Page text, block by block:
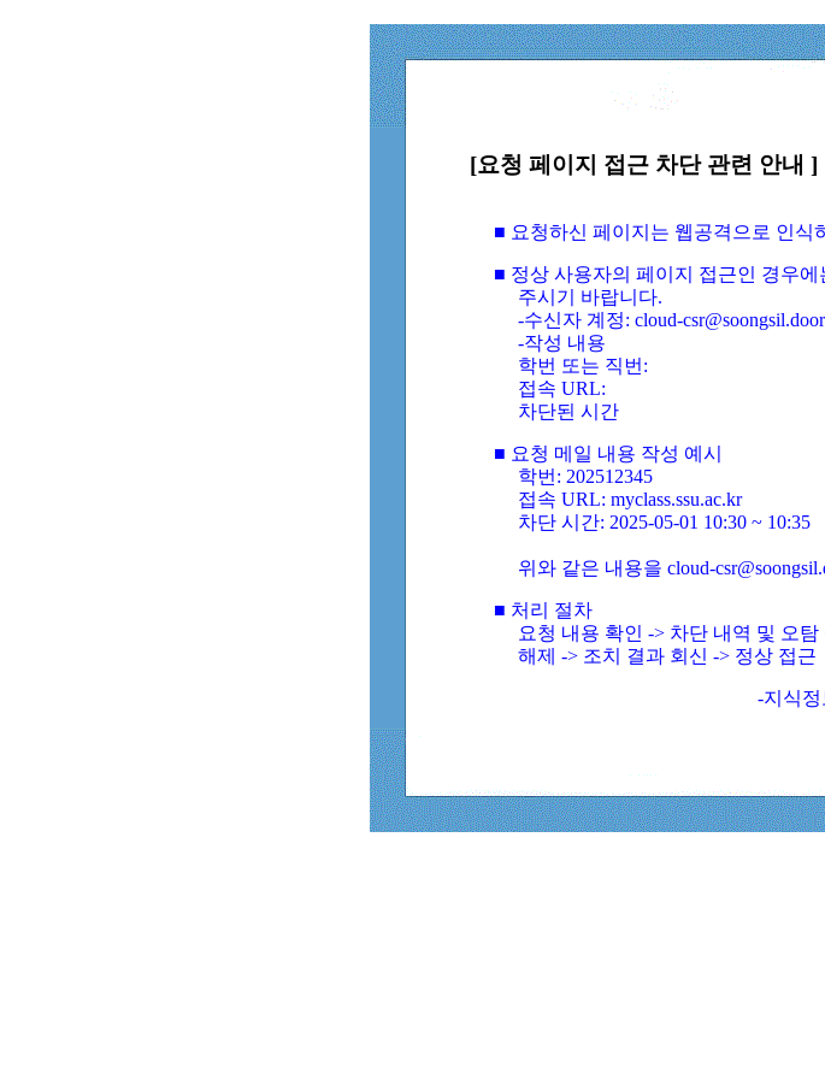
[요청 페이지 접근 차단 관련 안내 ]
■ 요청하신 페이지는 웹공격으로 인식
■ 정상 사용자의 페이지 접근인 경우
주시기 바랍니다.
-수신자 계정: cloud-
-작성 내용
학번 또는 직번:
접속 URL:
차단된 시간
■ 요청 메일 내용 작성 예시
학번: 202512345
접속 URL: myclass.ssu.ac.kr
차단 시간: 2025-05-01 10:30 ~ 10:35
위와 같은 내용을 cloud-
■ 처리 절차
요청 내용 확인 -> 차단 내역 및 오
해제 -> 조치 결과 회신 -> 정상 접근
-지식